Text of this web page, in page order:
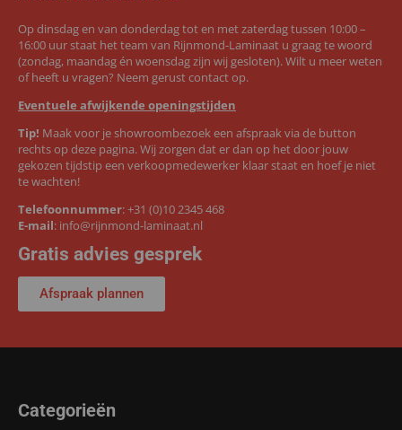
Op dinsdag en van donderdag tot en met zaterdag tussen 10:00 –
16:00 uur staat het team van Rijnmond-Laminaat u graag te woord
(zondag, maandag én woensdag zijn wij gesloten). Wilt u meer weten
of heeft u vragen? Neem gerust contact op.
Eventuele afwijkende openingstijden
Tip! Maak voor je showroombezoek een afspraak via de button
rechts op deze pagina. Wij zorgen dat er dan op het door jouw
gekozen tijdstip een verkoopmedewerker klaar staat en hoef je niet
te wachten!
Telefoonnummer:+31 (0)10 2345 468
E-mail: info@rijnmond-laminaat.nl
Gratis advies gesprek
Afspraak plannen
Categorieën